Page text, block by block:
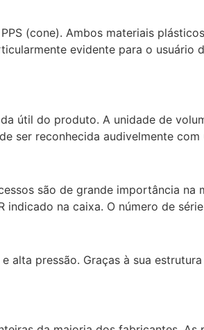
(cone). Ambos materiais
evidente para o
útil do produto. A unidade de
ser reconhecida audivelmente
são de grande importância na
na caixa. O número de
alta pressão. Graças à sua